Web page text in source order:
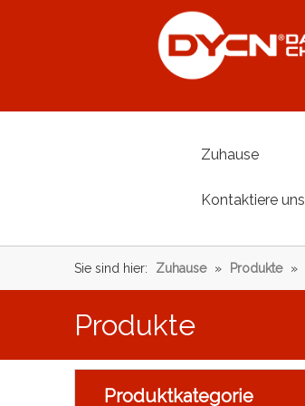
Zuhause
Kontaktiere uns
Sie sind hier: Zuhause » Produkte »
Produkte
Produktkategorie